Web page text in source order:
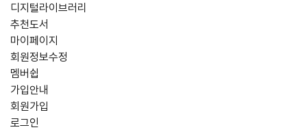
디지털라이브러리
추천도서
마이페이지
회원정보수정
멤버쉽
가입안내
회원가입
로그인